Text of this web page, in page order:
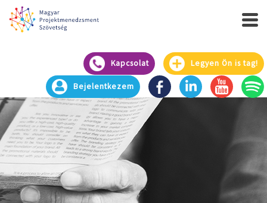
Kapcsolat Legyen Ön is tag!
Bejelentkezem